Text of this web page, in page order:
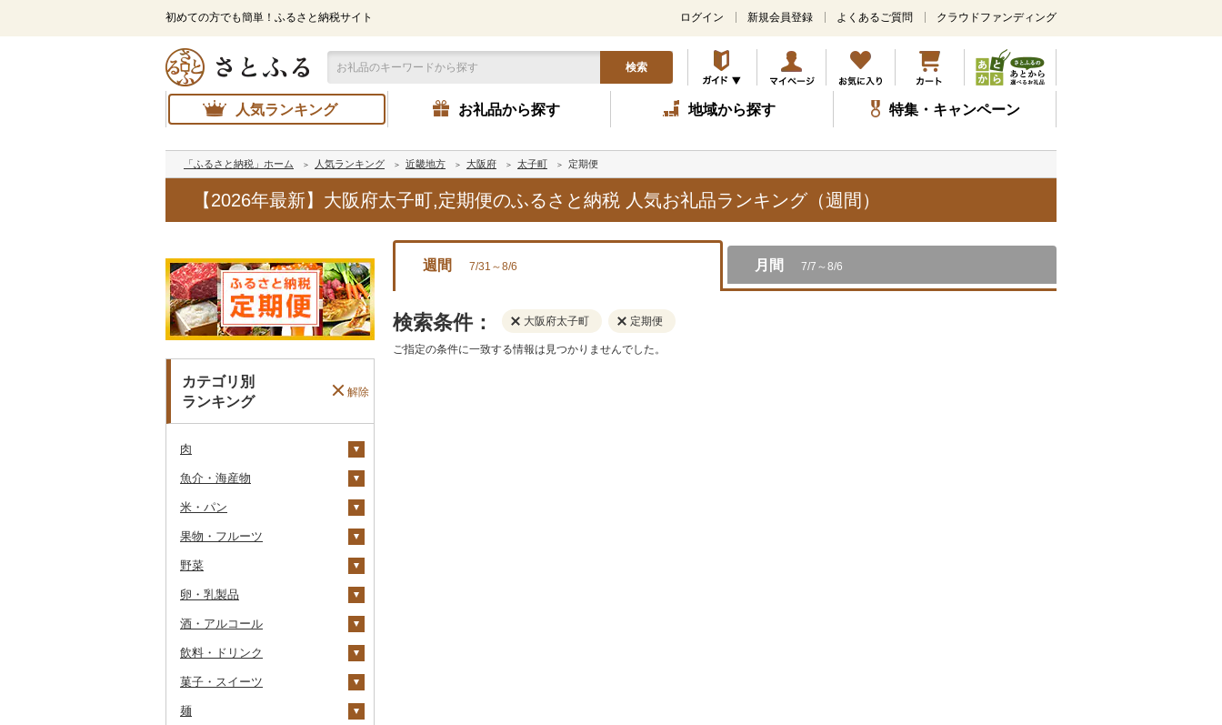
初めての方でも簡単！ふるさと納税サイト
メ
ン
コ
ン
テ
ツ
キ
ッ
プ
ログイン 新規会員登録 よくあるご質問 クラウドファンディング
検索
人気ランキング お礼品から探す 地域から探す 特集・キャンペーン
「ふるさと納税」ホーム 人気ランキング 近畿地方 大阪府 太子町 定期便
【2026年最新】大阪府太子町,定期便のふるさと納税 人気お礼品ランキング（週間）
カテゴリ別
ランキング
解除
肉
牛肉（精肉）
ステーキ
すき焼き
焼肉
牛タン
和牛
黒毛和牛
牛肉（加工品）
ハンバーグ
ローストビーフ
ビーフジャーキー
その他牛肉（加工品）
豚肉（精肉）
すき焼き
しゃぶしゃぶ
焼肉
アグー豚
豚肉（加工品）
ハンバーグ
もつ鍋
ハム
ソーセージ・ウインナ
鶏肉
鶏肉（精肉）
ハム・ソーセージ
唐揚げ
鹿肉
馬肉
羊肉・ラム肉（ジンギス
魚介・海産物
カニ
ズワイガニ
毛ガニ
かにしゃぶ
その他カニ
エビ
ボタンエビ
伊勢海老
その他エビ
いくら
うに
明太子・たらこ
明太子
たらこ
その他魚卵
数の子
貝
米・パン
米
無洗米
玄米
金芽米
ゆめぴりか
雑穀
餅
その他穀物加工品
パン
果物・フルーツ
ぶどう・マスカット
巨峰
ナガノパープル
ピオーネ
デラウェア
いちご
りんご
もも
メロン
野菜
いも
じゃがいも
さつまいも
その他いも
トマト
フルーツトマト
ミニトマト
玉ねぎ
ねぎ
卵・乳製品
卵
チーズ
ヨーグルト
酒・アルコール
ビール・発泡酒
ビール
日本酒
飲料・ドリンク
水・ミネラルウォーター
菓子・スイーツ
麺
週間 7/31～8/6 月間 7/7～8/6
検索条件： 大阪府太子町 定期便
ご指定の条件に一致する情報は見つかりませんでした。